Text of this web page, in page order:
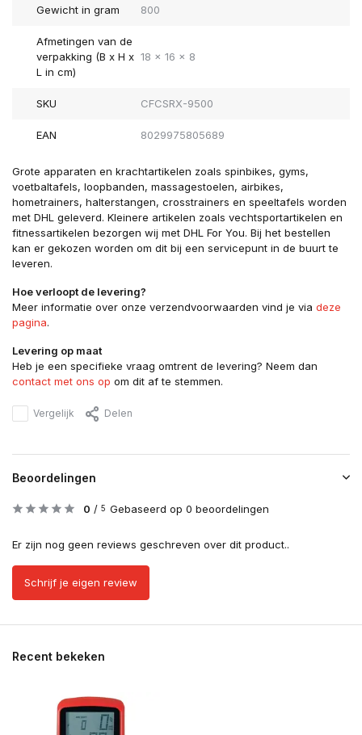
Gewicht in gram 800
Afmetingen van de
verpakking (B x H x
L in cm)
18 x 16 x 8
SKU CFCSRX-9500
EAN 8029975805689
Grote apparaten en krachtartikelen zoals spinbikes, gyms,
voetbaltafels, loopbanden, massagestoelen, airbikes,
hometrainers, halterstangen, crosstrainers en speeltafels worden
met DHL geleverd. Kleinere artikelen zoals vechtsportartikelen en
fitnessartikelen bezorgen wij met DHL For You. Bij het bestellen
kan er gekozen worden om dit bij een servicepunt in de buurt te
leveren.
Hoe verloopt de levering?
Meer informatie over onze verzendvoorwaarden vind je via deze
pagina.
Levering op maat
Heb je een specifieke vraag omtrent de levering? Neem dan
contact met ons op om dit af te stemmen.
Vergelijk Delen
Beoordelingen
0 / 5 Gebaseerd op 0 beoordelingen
Er zijn nog geen reviews geschreven over dit product..
Schrijf je eigen review
Recent bekeken